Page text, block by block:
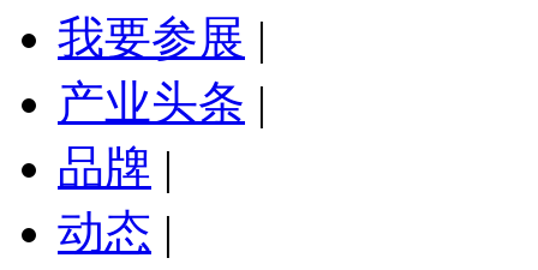
我要参展 |
产业头条 |
品牌 |
动态 |